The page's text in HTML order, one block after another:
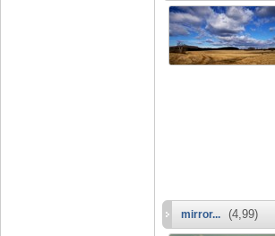
mirror... (4,99)